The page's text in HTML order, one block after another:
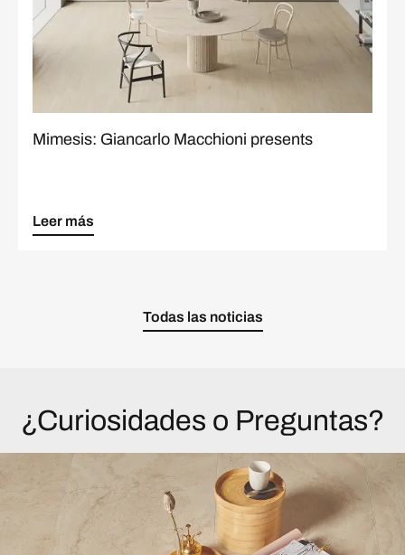
Mimesis: Giancarlo Macchioni presents
Leer más
Todas las noticias
¿Curiosidades o Preguntas?